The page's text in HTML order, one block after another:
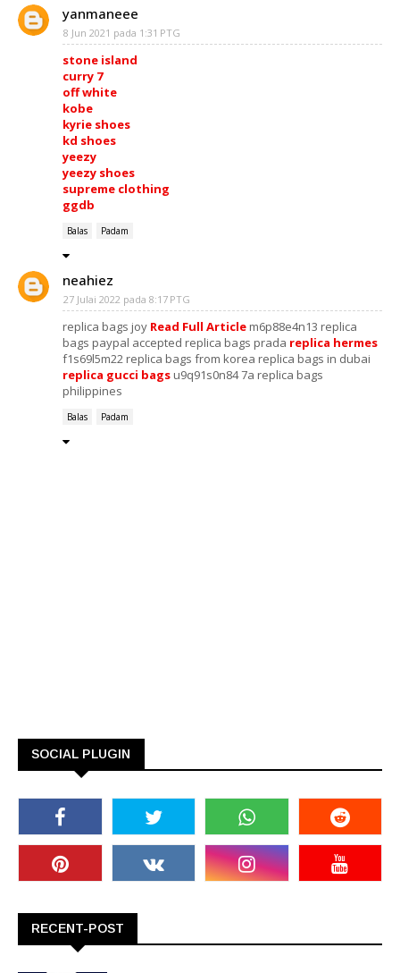
yanmaneee
8 Jun 2021 pada 1:31 PTG
stone island
curry 7
off white
kobe
kyrie shoes
kd shoes
yeezy
yeezy shoes
supreme clothing
ggdb
Balas Padam
neahiez
27 Julai 2022 pada 8:17 PTG
replica bags joy Read Full Article m6p88e4n13 replica
bags paypal accepted replica bags prada replica hermes
f1s69l5m22 replica bags from korea replica bags in dubai
replica gucci bags u9q91s0n84 7a replica bags
philippines
Balas Padam
SOCIAL PLUGIN
RECENT-POST